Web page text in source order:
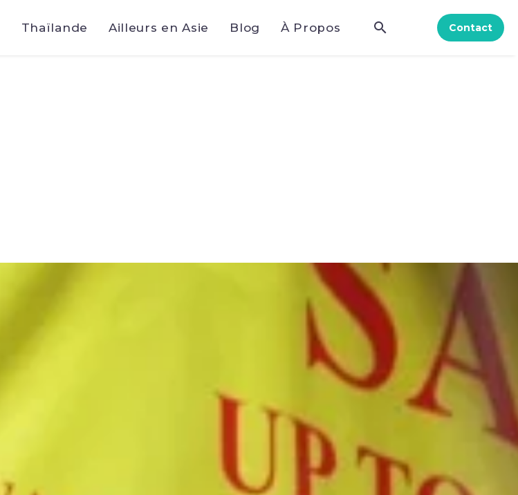
Thaïlande Ailleurs en Asie Blog À Propos Contact